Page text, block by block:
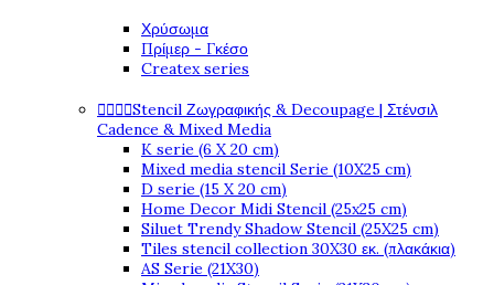
Χρύσωμα
Πρίμερ - Γκέσο
Createx series
Stencil Ζωγραφικής & Decoupage | Στένσιλ
Cadence & Mixed Media
K serie (6 X 20 cm)
Mixed media stencil Serie (10X25 cm)
D serie (15 X 20 cm)
Home Decor Midi Stencil (25x25 cm)
Siluet Trendy Shadow Stencil (25X25 cm)
Tiles stencil collection 30X30 εκ. (πλακάκια)
AS Serie (21X30)